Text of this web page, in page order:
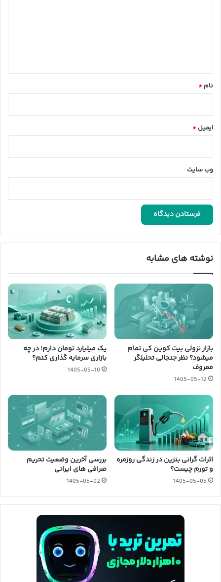
نام *
ایمیل *
وب‌ سایت
نوشته های مشابه
بازار نزولی بیت کوین کی تمام
میشود؟ نظر جنجالی تحلیلگر
معروف
1405-05-12
یک میلیارد تومان دارم؛ در چه
بازاری سرمایه گذاری کنم؟
1405-05-10
اثرات گرانی بنزین در زندگی روزمره
و تورم چیست؟
1405-05-05
بررسی آخرین وضعیت تحریم
صرافی های ایرانی
1405-05-02